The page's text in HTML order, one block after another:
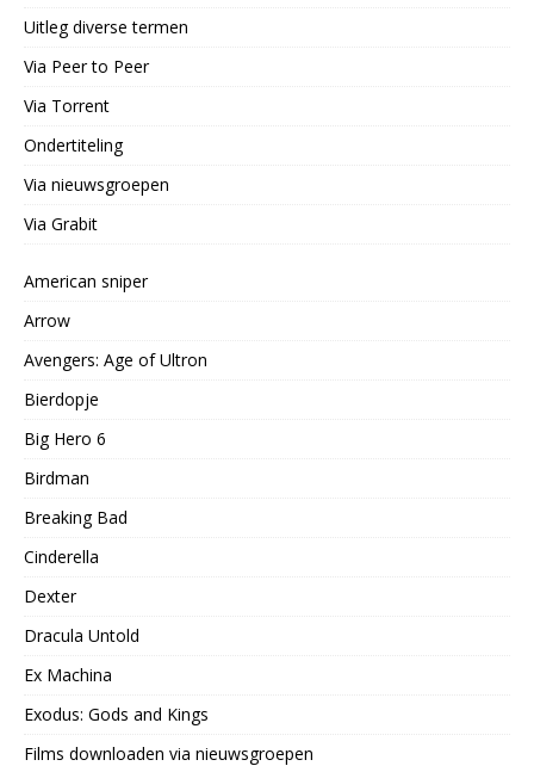
Uitleg diverse termen
Via Peer to Peer
Via Torrent
Ondertiteling
Via nieuwsgroepen
Via Grabit
American sniper
Arrow
Avengers: Age of Ultron
Bierdopje
Big Hero 6
Birdman
Breaking Bad
Cinderella
Dexter
Dracula Untold
Ex Machina
Exodus: Gods and Kings
Films downloaden via nieuwsgroepen